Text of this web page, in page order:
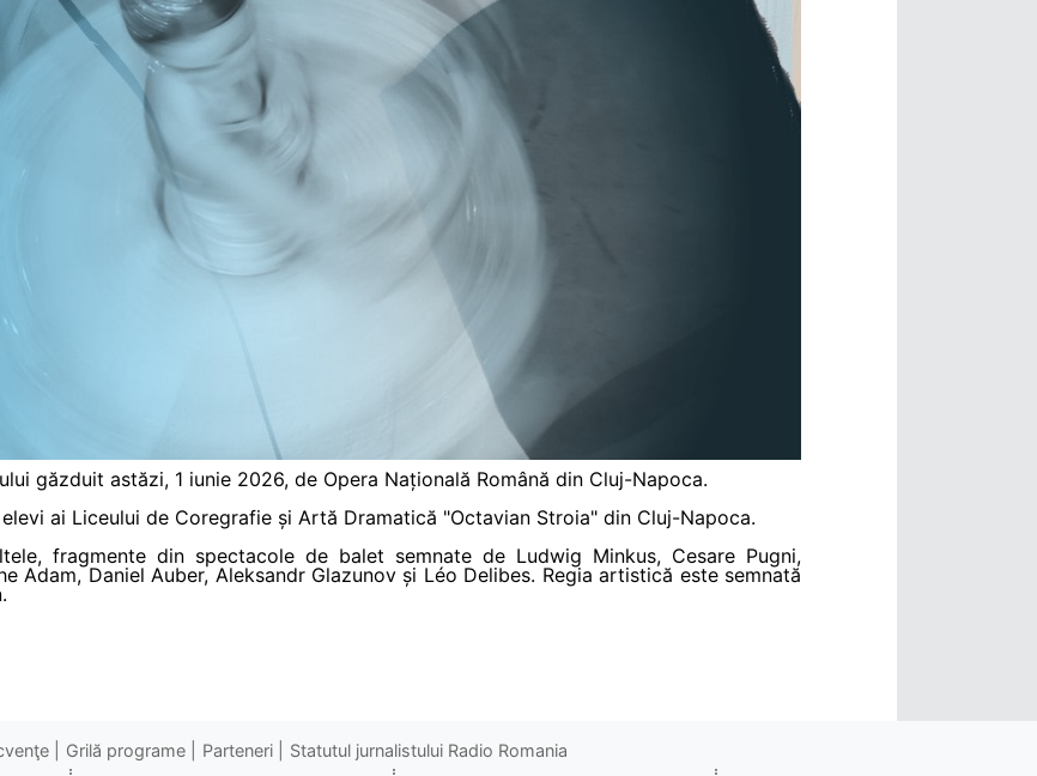
găzduit astăzi, 1 iunie 2026, de Opera Națională Română din Cluj-Napoca.
ai Liceului de Coregrafie și Artă Dramatică "Octavian Stroia" din Cluj-Napoca.
fragmente din spectacole de balet semnate de Ludwig Minkus, Cesare Pugni,
Adam, Daniel Auber, Aleksandr Glazunov și Léo Delibes. Regia artistică este semnată
Grilă programe Parteneri Statutul jurnalistului Radio Romania